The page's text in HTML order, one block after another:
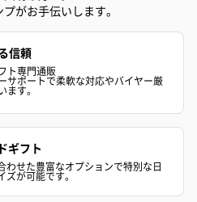
してお届けいたします。ギフト
がお手伝いします。
信頼
ト専門通販
サポートで柔軟な対応やバイヤー厳
ます。
ギフト
わせた豊富なオプションで特別な日
ズが可能です。